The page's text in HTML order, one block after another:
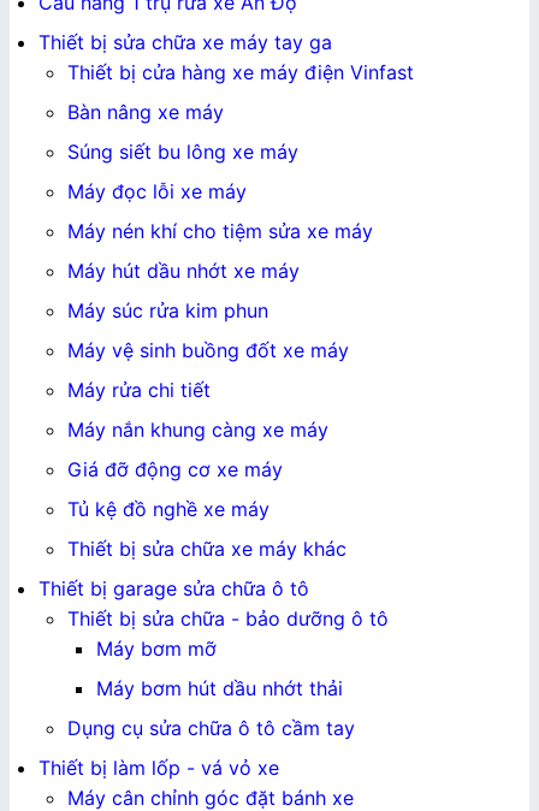
Thiết bị sửa chữa xe máy tay ga
Thiết bị cửa hàng xe máy điện Vinfast
Bàn nâng xe máy
Súng siết bu lông xe máy
Máy đọc lỗi xe máy
Máy nén khí cho tiệm sửa xe máy
Máy hút dầu nhớt xe máy
Máy súc rửa kim phun
Máy vệ sinh buồng đốt xe máy
Máy rửa chi tiết
Máy nắn khung càng xe máy
Giá đỡ động cơ xe máy
Tủ kệ đồ nghề xe máy
Thiết bị sửa chữa xe máy khác
Thiết bị garage sửa chữa ô tô
Thiết bị sửa chữa - bảo dưỡng ô tô
Máy bơm mỡ
Máy bơm hút dầu nhớt thải
Dụng cụ sửa chữa ô tô cầm tay
Thiết bị làm lốp - vá vỏ xe
Máy cân chỉnh góc đặt bánh xe